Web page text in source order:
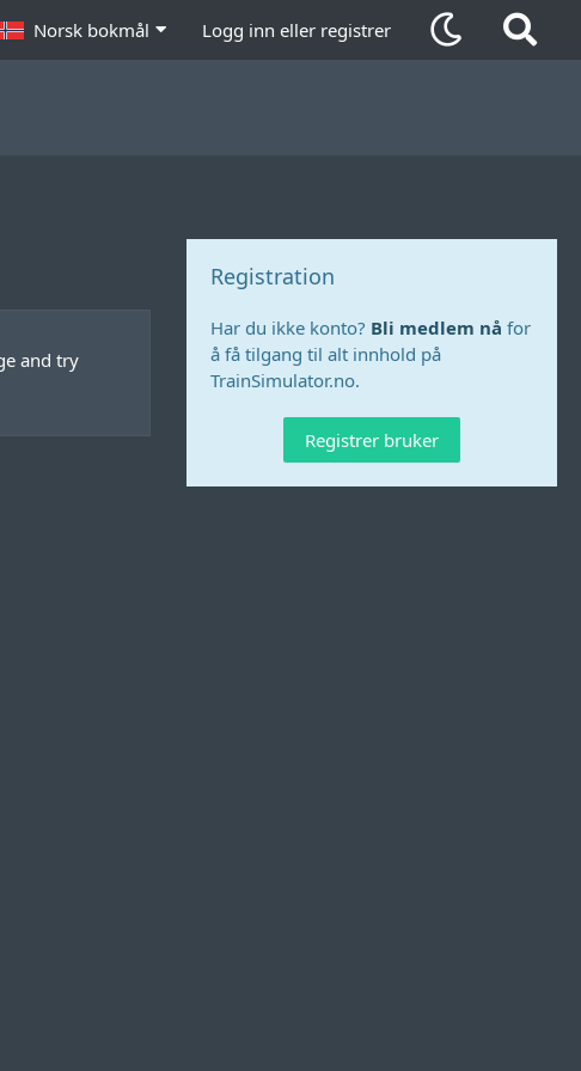
Norsk bokmål Logg inn eller registrer
and try
Registration
Har du ikke konto? Bli medlem nå for
å få tilgang til alt innhold på
TrainSimulator.no.
Registrer bruker